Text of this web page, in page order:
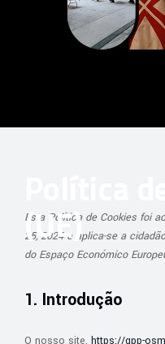
(UE)
Esta Política de Cookies foi
25, 2024 e aplica-se a
do Espaço Económico
1. Introdução
O nosso site, https://gpp-